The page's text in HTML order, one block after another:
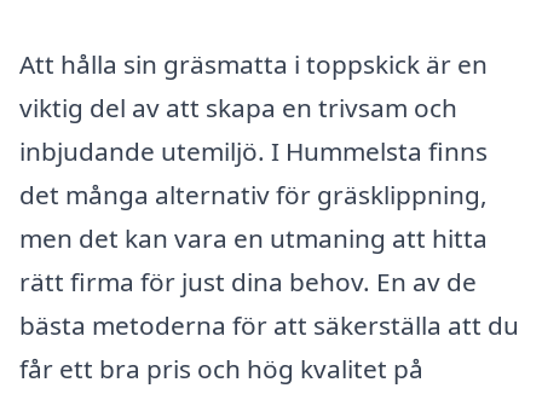
Att hålla sin gräsmatta i toppskick är en
viktig del av att skapa en trivsam och
inbjudande utemiljö. I Hummelsta finns
det många alternativ för gräsklippning,
men det kan vara en utmaning att hitta
rätt firma för just dina behov. En av de
bästa metoderna för att säkerställa att du
får ett bra pris och hög kvalitet på